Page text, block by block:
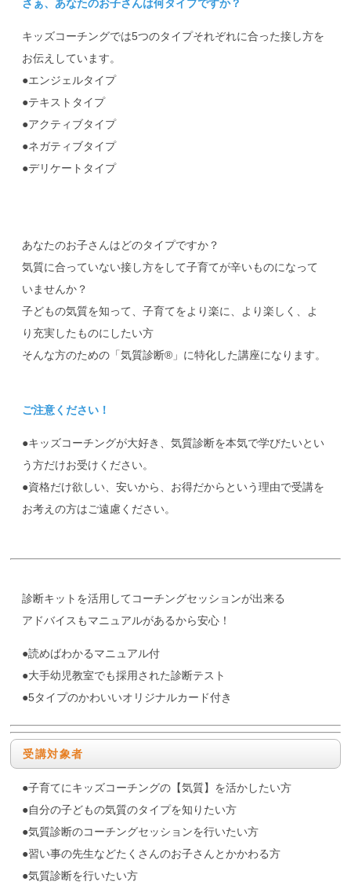
さぁ、あなたのお子さんは何タイプですか？
キッズコーチングでは5つのタイプそれぞれに合った接し方を
お伝えしています。
●エンジェルタイプ
●テキストタイプ
●アクティブタイプ
●ネガティブタイプ
●デリケートタイプ
あなたのお子さんはどのタイプですか？
気質に合っていない接し方をして子育てが辛いものになって
いませんか？
子どもの気質を知って、子育てをより楽に、より楽しく、よ
り充実したものにしたい方
そんな方のための「気質診断®」に特化した講座になります。
ご注意ください！
●キッズコーチングが大好き、気質診断を本気で学びたいとい
う方だけお受けください。
●資格だけ欲しい、安いから、お得だからという理由で受講を
お考えの方はご遠慮ください。
診断キットを活用してコーチングセッションが出来る
アドバイスもマニュアルがあるから安心！
●読めばわかるマニュアル付
●大手幼児教室でも採用された診断テスト
●5タイプのかわいいオリジナルカード付き
受講対象者
●子育てにキッズコーチングの【気質】を活かしたい方
●自分の子どもの気質のタイプを知りたい方
●気質診断のコーチングセッションを行いたい方
●習い事の先生などたくさんのお子さんとかかわる方
●気質診断を行いたい方